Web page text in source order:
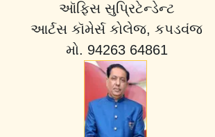
ઑફિસ સુપ્રિટેન્ડેન્ટ
આર્ટસ કૉમેર્સ કોલેજ, કપડવંજ
મો. 94263 64861